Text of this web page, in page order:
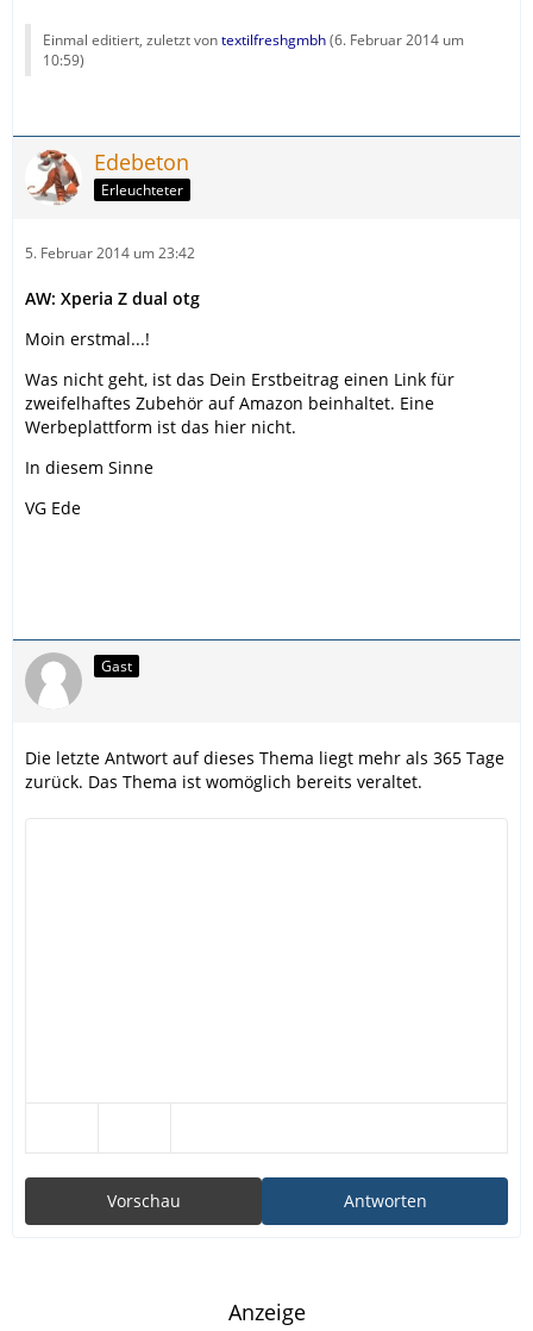
Einmal editiert, zuletzt vontextilfreshgmbh(6. Februar 2014 um
10:59)
Edebeton
Erleuchteter
5. Februar 2014 um 23:42
AW: Xperia Z dual otg
Moin erstmal...!
Was nicht geht, ist das Dein Erstbeitrag einen Link für
zweifelhaftes Zubehör auf Amazon beinhaltet. Eine
Werbeplattform ist das hier nicht.
In diesem Sinne
VG Ede
Gast
Die letzte Antwort auf dieses Thema liegt mehr als 365 Tage
zurück. Das Thema ist womöglich bereits veraltet.
Antworten
Vorschau
Anzeige